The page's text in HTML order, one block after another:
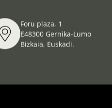
Foru plaza, 1
E48300 Gernika-Lumo
Bizkaia, Euskadi.